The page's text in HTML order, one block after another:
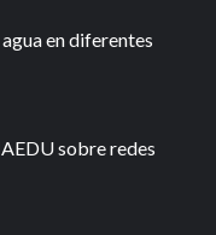
en diferentes
sobre redes